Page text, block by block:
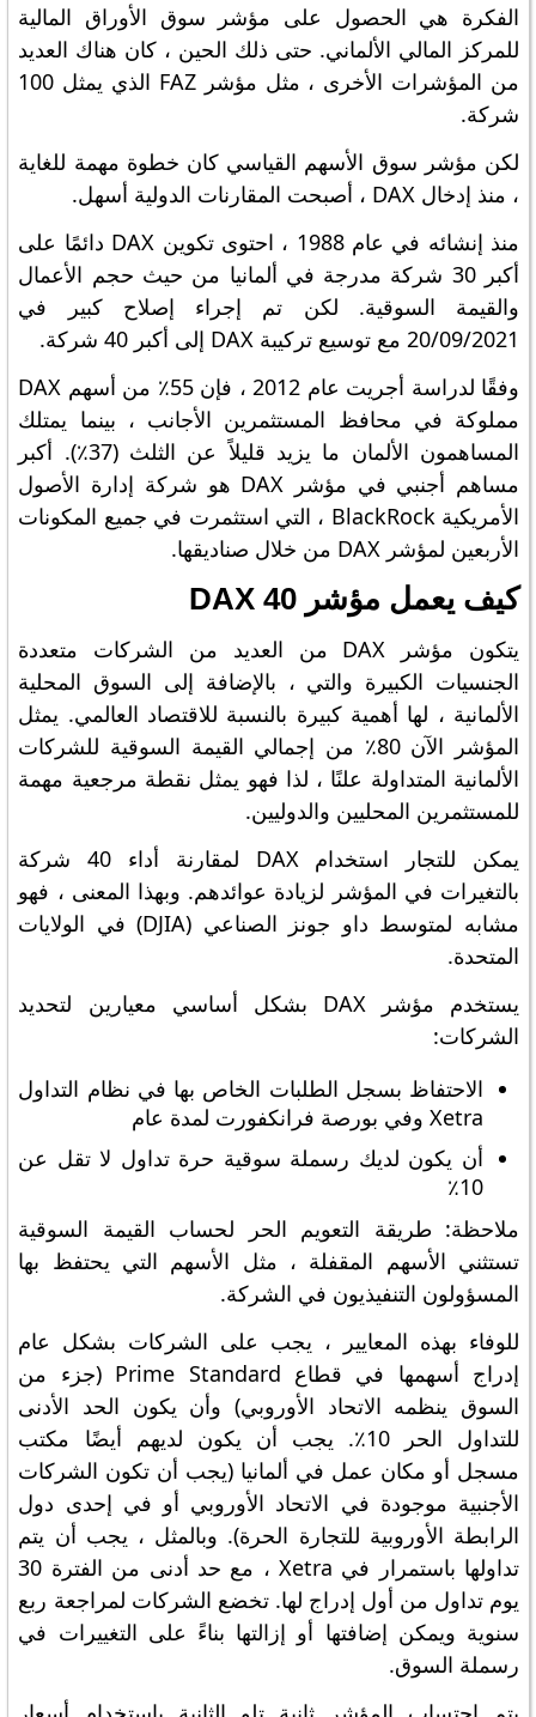
الفكرة هي الحصول على مؤشر سوق الأوراق المالية
للمركز المالي الألماني. حتى ذلك الحين ، كان هناك العديد
من المؤشرات الأخرى ، مثل مؤشر FAZ الذي يمثل 100
شركة.
لكن مؤشر سوق الأسهم القياسي كان خطوة مهمة للغاية
، منذ إدخال DAX ، أصبحت المقارنات الدولية أسهل.
منذ إنشائه في عام 1988 ، احتوى تكوين DAX دائمًا على
أكبر 30 شركة مدرجة في ألمانيا من حيث حجم الأعمال
والقيمة السوقية. لكن تم إجراء إصلاح كبير في
20/09/2021 مع توسيع تركيبة DAX إلى أكبر 40 شركة.
وفقًا لدراسة أجريت عام 2012 ، فإن 55٪ من أسهم DAX
مملوكة في محافظ المستثمرين الأجانب ، بينما يمتلك
المساهمون الألمان ما يزيد قليلاً عن الثلث (37٪). أكبر
مساهم أجنبي في مؤشر DAX هو شركة إدارة الأصول
الأمريكية BlackRock ، التي استثمرت في جميع المكونات
الأربعين لمؤشر DAX من خلال صناديقها.
كيف يعمل مؤشر DAX 40
يتكون مؤشر DAX من العديد من الشركات متعددة
الجنسيات الكبيرة والتي ، بالإضافة إلى السوق المحلية
الألمانية ، لها أهمية كبيرة بالنسبة للاقتصاد العالمي. يمثل
المؤشر الآن 80٪ من إجمالي القيمة السوقية للشركات
الألمانية المتداولة علنًا ، لذا فهو يمثل نقطة مرجعية مهمة
للمستثمرين المحليين والدوليين.
يمكن للتجار استخدام DAX لمقارنة أداء 40 شركة
بالتغيرات في المؤشر لزيادة عوائدهم. وبهذا المعنى ، فهو
مشابه لمتوسط ​​داو جونز الصناعي (DJIA) في الولايات
المتحدة.
يستخدم مؤشر DAX بشكل أساسي معيارين لتحديد
الشركات:
الاحتفاظ بسجل الطلبات الخاص بها في نظام التداول
Xetra وفي بورصة فرانكفورت لمدة عام
أن يكون لديك رسملة سوقية حرة تداول لا تقل عن
10٪
ملاحظة: طريقة التعويم الحر لحساب القيمة السوقية
تستثني الأسهم المقفلة ، مثل الأسهم التي يحتفظ بها
المسؤولون التنفيذيون في الشركة.
للوفاء بهذه المعايير ، يجب على الشركات بشكل عام
إدراج أسهمها في قطاع Prime Standard (جزء من
السوق ينظمه الاتحاد الأوروبي) وأن يكون الحد الأدنى
للتداول الحر 10٪. يجب أن يكون لديهم أيضًا مكتب
مسجل أو مكان عمل في ألمانيا (يجب أن تكون الشركات
الأجنبية موجودة في الاتحاد الأوروبي أو في إحدى دول
الرابطة الأوروبية للتجارة الحرة). وبالمثل ، يجب أن يتم
تداولها باستمرار في Xetra ، مع حد أدنى من الفترة 30
يوم تداول من أول إدراج لها. تخضع الشركات لمراجعة ربع
سنوية ويمكن إضافتها أو إزالتها بناءً على التغييرات في
رسملة السوق.